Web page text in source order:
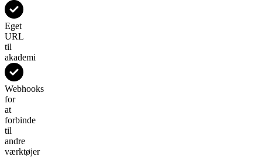
Eget
URL
til
akademi
Webhooks
for
at
forbinde
til
andre
værktøjer